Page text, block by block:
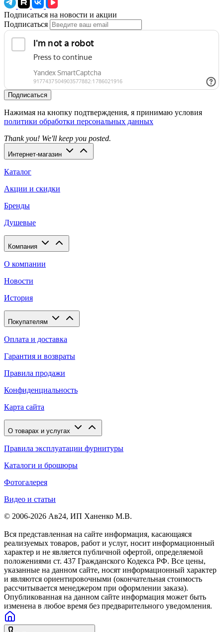
Подписаться на новости и акции
Подписаться
Подписаться
Нажимая на кнопку подтверждения, я принимаю условия
политики обработки персональных данных
Thank you! We'll keep you posted.
Интернет-магазин
Каталог
Акции и скидки
Бренды
Душевые
Компания
О компании
Новости
История
Покупателям
Оплата и доставка
Гарантия и возвраты
Правила продажи
Конфиденциальность
Карта сайта
О товарах и услугах
Правила эксплуатации фурнитуры
Каталоги и брошюры
Фотогалерея
Видео и статьи
© 2006-2026 Ав24, ИП Ханенко М.В.
Вся представленная на сайте информация, касающаяся
реализуемых товаров, работ и услуг, носит информационный
характер и не является публичной офертой, определяемой
положениями ст. 437 Гражданского Кодекса РФ. Все цены,
указанные на данном сайте, носят информационный характер
и являются ориентировочными (окончательная стоимость
рассчитывается менеджером при оформлении заказа).
Опубликованная на данном сайте информация может быть
изменена в любое время без предварительного уведомления.